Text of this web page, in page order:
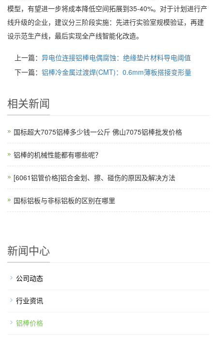
模型，有望进一步将成本降低空间拓展到35-40%。对于计划进行产
线升级的企业，建议分三阶段实施：先进行实验室规模验证，再建
设示范生产线，最后实现全产线智能化改造。
上一篇： 异电位连接铝棒电偶腐蚀：绝缘垫片材料导电阈值
下一篇： 铝棒冷金属过渡焊(CMT)：0.6mm薄板搭接变形量
相关新闻
国标超大7075铝棒多少钱一公斤 佛山7075铝棒批发价格
铝棒的机械性能都有哪些呢？
[6061铝管价格]铝合金划、擦、碰伤的原因及解决方法
国标铝板与非标铝板的区别在哪里
新闻中心
公司动态
行业资讯
铝棒价格